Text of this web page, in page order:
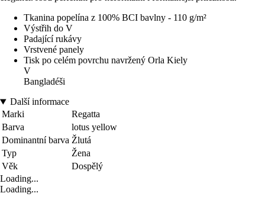
Tkanina popelína z 100% BCI bavlny - 110 g/m²
Výstřih do V
Padající rukávy
Vrstvené panely
Tisk po celém povrchu navržený Orla Kiely
V
Bangladéši
Další informace
Marki
Regatta
Barva
lotus yellow
Dominantní barva Žlutá
Typ
Žena
Věk
Dospělý
Loading...
Loading...